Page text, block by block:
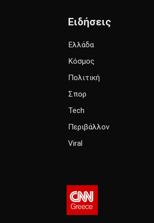
Ειδήσεις
Ελλάδα
Κόσμος
Πολιτική
Σπορ
Tech
Περιβάλλον
Viral